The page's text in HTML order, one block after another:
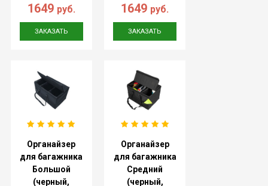
1649 руб.
ЗАКАЗАТЬ
1649 руб.
ЗАКАЗАТЬ
Органайзер
для багажника
Большой
(черный,
Органайзер
для багажника
Средний
(черный,